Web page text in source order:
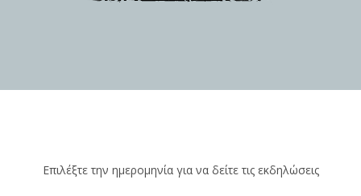
Επιλέξτε την ημερομηνία για να δείτε τις εκδηλώσεις